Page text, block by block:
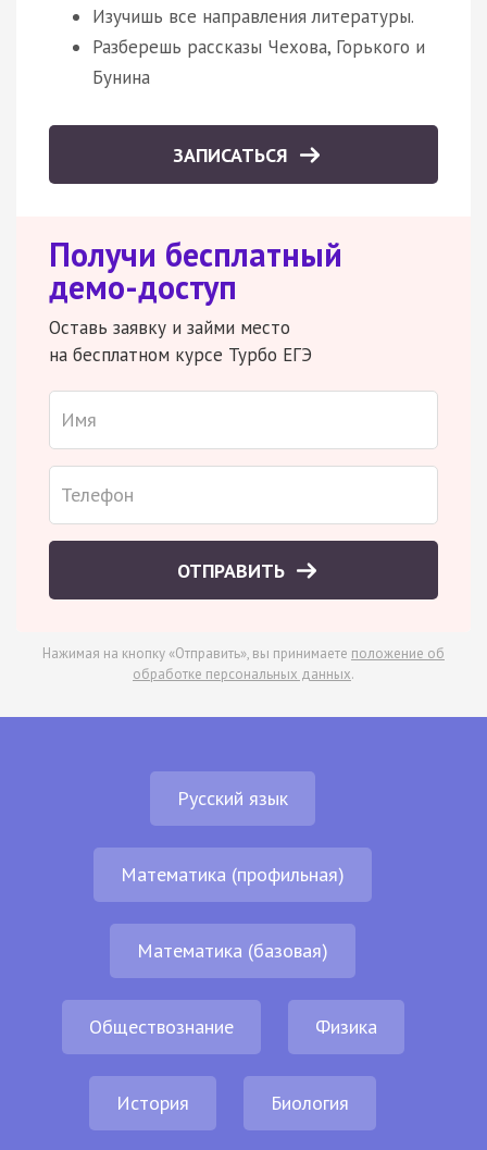
Изучишь все направления литературы.
Разберешь рассказы Чехова, Горького и
Бунина
ЗАПИСАТЬСЯ
Получи бесплатный
демо-доступ
Оставь заявку и займи место
на бесплатном курсе Турбо ЕГЭ
ОТПРАВИТЬ
Нажимая на кнопку «Отправить», вы принимаете положение об
обработке персональных данных.
Русский язык
Математика (профильная)
Математика (базовая)
Обществознание Физика
История Биология